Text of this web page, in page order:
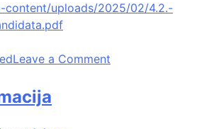
uploads/2025/02/4.2.-
Leave a Comment